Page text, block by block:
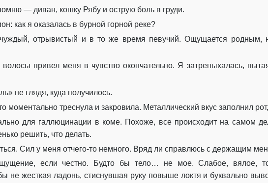
Глава 23
Глава 25
Глава 26
Глава 27
Глава 28
— диван, кошку Рябу и острую боль в груди.
как я оказалась в бурной горной реке?
отрывистый и в то же время певучий. Ощущается родным,
привел меня в чувство окончательно. Я затрепыхалась,
не глядя, куда получилось.
моментально треснула и закровила. Металлический вкус заполнил
для галлюцинации в коме. Похоже, все происходит на самом
решить, что делать.
Сил у меня отчего-то немного. Вряд ли справлюсь с держащим
если честно. Будто бы тело… не мое. Слабое, вялое,
не жесткая ладонь, стиснувшая руку повыше локтя и буквально